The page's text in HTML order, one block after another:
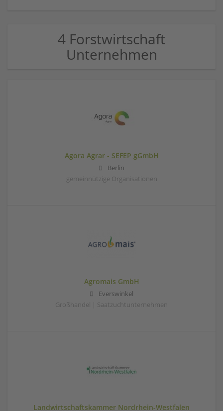
4 Forstwirtschaft
Unternehmen
Agora Agrar - SEFEP gGmbH
Berlin
gemeinnützige Organisationen
Agromais GmbH
Everswinkel
Großhandel | Saatzuchtunternehmen
Landwirtschaftskammer Nordrhein-Westfalen